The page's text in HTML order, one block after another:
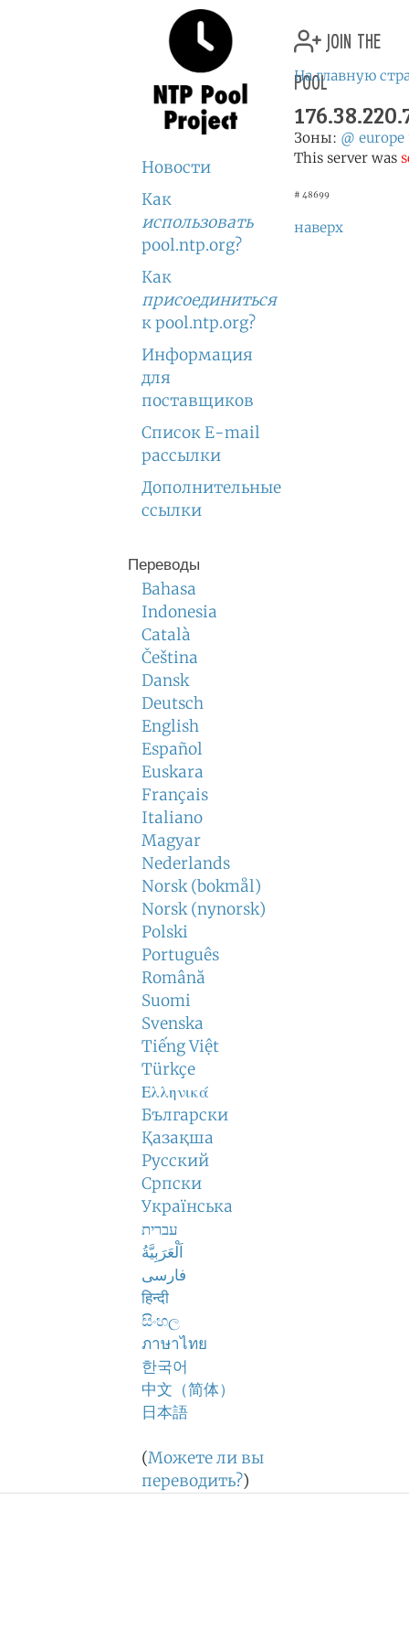
Новости
Как
использовать
pool.ntp.org?
Как
присоединиться
к pool.ntp.org?
Информация
для
поставщиков
Список E-mail
рассылки
Дополнительные
ссылки
Переводы
Bahasa
Indonesia
Català
Čeština
Dansk
Deutsch
English
Español
Euskara
Français
Italiano
Magyar
Nederlands
Norsk (bokmål)
Norsk (nynorsk)
Polski
Português
Română
Suomi
Svenska
Tiếng Việt
Türkçe
Ελληνικά
Български
Қазақша
Русский
Српски
Українська
עברית
اَلْعَرَبِيَّةُ
فارسی
हिन्दी
සිංහල
ภาษาไทย
한국어
中文（简体）
日本語
(Можете ли вы
переводить?)
join the
pool
На главную
Зоны: @ europe
This server was
# 48699
наверх